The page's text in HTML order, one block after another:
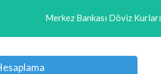
Merkez Bankası Döviz Kurları